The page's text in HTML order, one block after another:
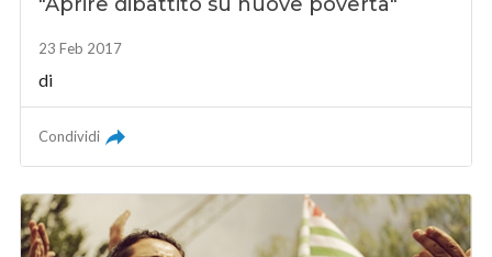
23 Feb 2017
di
Condividi